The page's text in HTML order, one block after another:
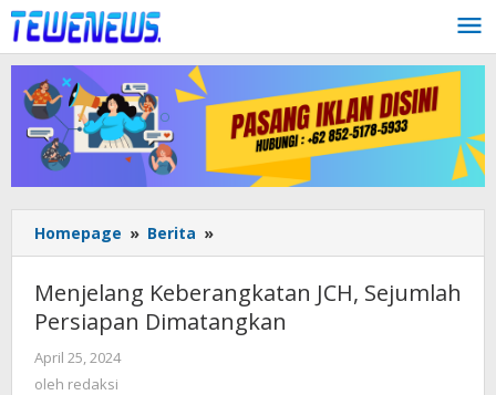
Lewati
ke
konten
Homepage » Berita »
Keberangkatan
Sejumlah
Persiapan
Menjelang Keberangkatan JCH, Sejumlah
Persiapan Dimatangkan
April 25, 2024
oleh redaksi